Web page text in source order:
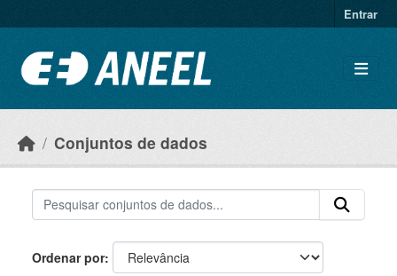
Entrar
Conjuntos de dados
Ordenar por